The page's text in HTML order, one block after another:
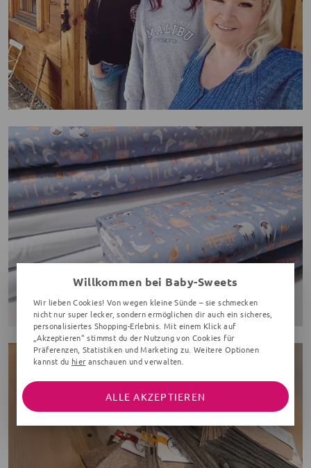
Willkommen bei Baby-Sweets
Wir lieben Cookies! Von wegen kleine Sünde – sie schmecken
nicht nur super lecker, sondern ermöglichen dir auch ein sicheres,
personalisiertes Shopping-Erlebnis. Mit einem Klick auf
„Akzeptieren“ stimmst du der Nutzung von Cookies für
Präferenzen, Statistiken und Marketing zu. Weitere Optionen
kannst du hier anschauen und verwalten.
ALLE AKZEPTIEREN